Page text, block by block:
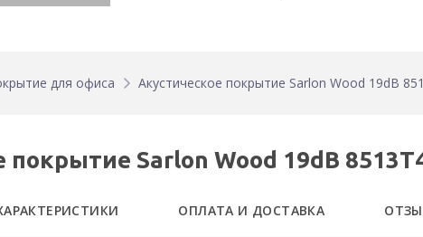
для офиса Акустическое покрытие Sarlon Wood 19dB
покрытие Sarlon Wood 19dB
ОПЛАТА И ДОСТАВКА